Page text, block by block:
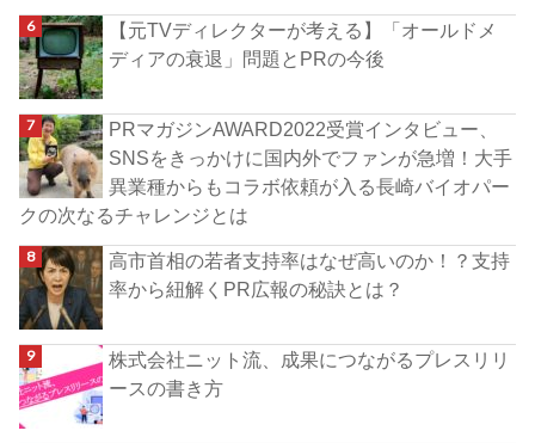
【元TVディレクターが考える】「オールドメ
ディアの衰退」問題とPRの今後
PRマガジンAWARD2022受賞インタビュー、
SNSをきっかけに国内外でファンが急増！大手
異業種からもコラボ依頼が入る長崎バイオパー
クの次なるチャレンジとは
高市首相の若者支持率はなぜ高いのか！？支持
率から紐解くPR広報の秘訣とは？
株式会社ニット流、成果につながるプレスリリ
ースの書き方